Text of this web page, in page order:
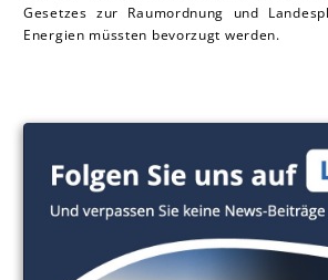
Gesetzes zur Raumordnung und
Energien müssten bevorzugt werden.